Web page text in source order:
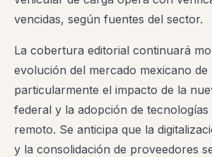
vencidas, según fuentes del sector.
La cobertura editorial continuará
evolución del mercado mexicano de
particularmente el impacto de la
federal y la adopción de tecnologías
remoto. Se anticipa que la
y la consolidación de proveedores